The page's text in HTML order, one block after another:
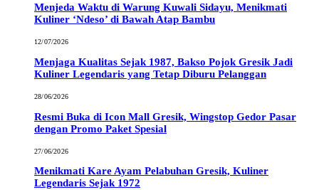
Menjeda Waktu di Warung Kuwali Sidayu, Menikmati
Kuliner ‘Ndeso’ di Bawah Atap Bambu
12/07/2026
Menjaga Kualitas Sejak 1987, Bakso Pojok Gresik Jadi
Kuliner Legendaris yang Tetap Diburu Pelanggan
28/06/2026
Resmi Buka di Icon Mall Gresik, Wingstop Gedor Pasar
dengan Promo Paket Spesial
27/06/2026
Menikmati Kare Ayam Pelabuhan Gresik, Kuliner
Legendaris Sejak 1972